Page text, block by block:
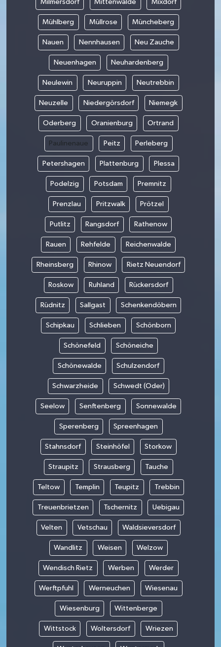
Milmersdorf Mittenwalde Mixdorf
Mühlberg Müllrose Müncheberg
Nauen Nennhausen Neu Zauche
Neuenhagen Neuhardenberg
Neulewin Neuruppin Neutrebbin
Neuzelle Niedergörsdorf Niemegk
Oderberg Oranienburg Ortrand
Paulinenaue Peitz Perleberg
Petershagen Plattenburg Plessa
Podelzig Potsdam Premnitz
Prenzlau Pritzwalk Prötzel
Putlitz Rangsdorf Rathenow
Rauen Rehfelde Reichenwalde
Rheinsberg Rhinow Rietz Neuendorf
Roskow Ruhland Rückersdorf
Rüdnitz Sallgast Schenkendöbern
Schipkau Schlieben Schönborn
Schönefeld Schöneiche
Schönewalde Schulzendorf
Schwarzheide Schwedt (Oder)
Seelow Senftenberg Sonnewalde
Sperenberg Spreenhagen
Stahnsdorf Steinhöfel Storkow
Straupitz Strausberg Tauche
Teltow Templin Teupitz Trebbin
Treuenbrietzen Tschernitz Uebigau
Velten Vetschau Waldsieversdorf
Wandlitz Weisen Welzow
Wendisch Rietz Werben Werder
Werftpfuhl Werneuchen Wiesenau
Wiesenburg Wittenberge
Wittstock Woltersdorf Wriezen